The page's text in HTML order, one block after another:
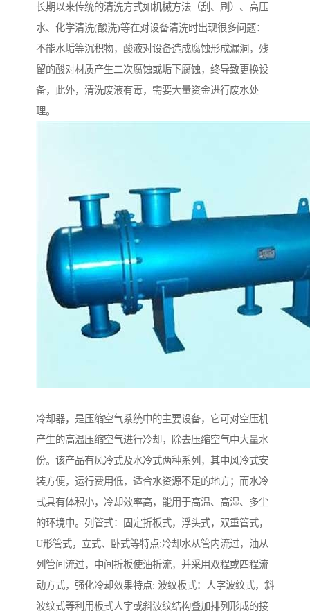
长期以来传统的清洗方式如机械方法（刮、刷）、高压
水、化学清洗(酸洗)等在对设备清洗时出现很多问题：
不能水垢等沉积物，酸液对设备造成腐蚀形成漏洞，残
留的酸对材质产生二次腐蚀或垢下腐蚀，终导致更换设
备，此外，清洗废液有毒，需要大量资金进行废水处
理。
冷却器，是压缩空气系统中的主要设备，它可对空压机
产生的高温压缩空气进行冷却，除去压缩空气中大量水
份。该产品有风冷式及水冷式两种系列，其中风冷式安
装方便，运行费用低，适合水资源不足的地方；而水冷
式具有体积小，冷却效率高，能用于高温、高湿、多尘
的环境中。列管式：固定折板式，浮头式，双重管式，
U形管式，立式、卧式等特点:冷却水从管内流过，油从
列管间流过，中间折板使油折流，并采用双程或四程流
动方式，强化冷却效果特点: 波纹板式：人字波纹式，斜
波纹式等利用板式人字或斜波纹结构叠加排列形成的接